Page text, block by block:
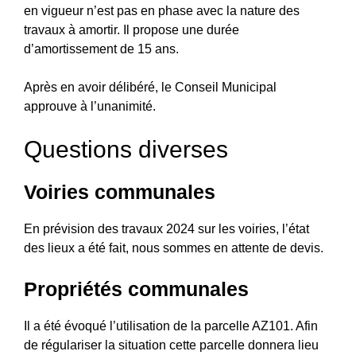
en vigueur n’est pas en phase avec la nature des
travaux à amortir. Il propose une durée
d’amortissement de 15 ans.
Après en avoir délibéré, le Conseil Municipal
approuve à l’unanimité.
Questions diverses
Voiries communales
En prévision des travaux 2024 sur les voiries, l’état
des lieux a été fait, nous sommes en attente de devis.
Propriétés communales
Il a été évoqué l’utilisation de la parcelle AZ101. Afin
de régulariser la situation cette parcelle donnera lieu